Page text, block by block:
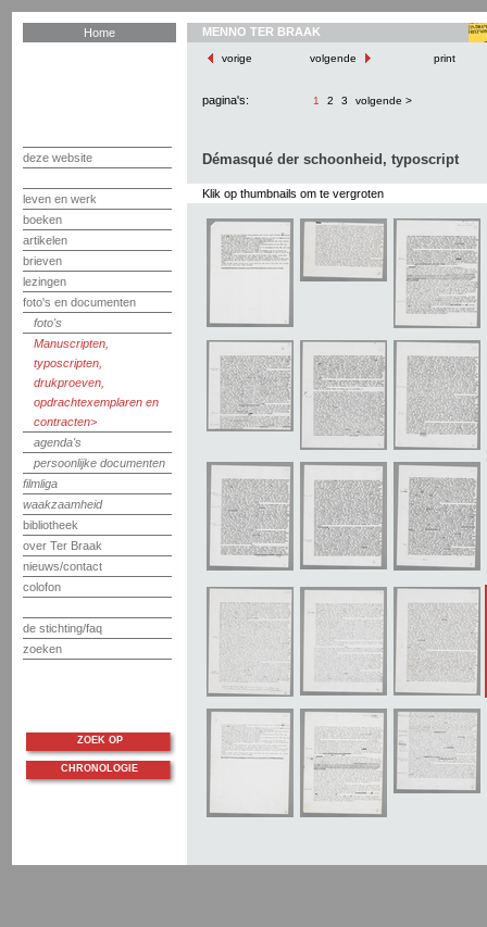
Home
deze website
leven en werk
boeken
artikelen
brieven
lezingen
foto's en documenten
foto's
Manuscripten,
typoscripten,
drukproeven,
opdrachtexemplaren en
contracten
agenda's
persoonlijke documenten
filmliga
waakzaamheid
bibliotheek
over Ter Braak
nieuws/contact
colofon
de stichting/faq
zoeken
MENNO TER BRAAK
vorige volgende print
pagina's: 1 2 3 volgende >
Démasqué der schoonheid, typoscript
Klik op thumbnails om te vergroten
ZOEK OP
CHRONOLOGIE